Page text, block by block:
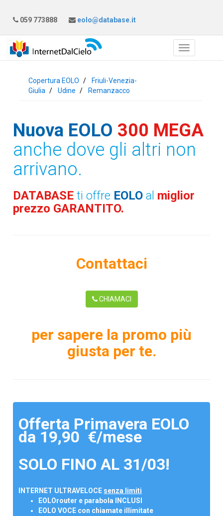
059 773888 eolo@database.it
Copertura EOLO
Friuli-Venezia-
Giulia
Udine Remanzacco
Nuova EOLO 300 MEGA
anche dove gli altri non
arrivano.
DATABASEti offre EOLO al miglior
prezzo GARANTITO.
Contattaci
CHIAMACI
per sapere la promo più
giusta per te.
Offerta Primavera EOLO
da 19,90 €/mese
SOLO FINO AL 31/03!
INTERNET ULTRAVELOCE senza limiti
EOLOrouter e parabola INCLUSI
EOLO VOCE con chiamate illimitate